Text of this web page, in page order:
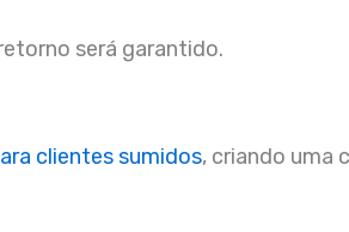
será garantido.
clientes sumidos, criando uma